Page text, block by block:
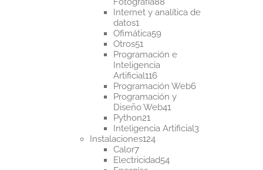
productos
Internet y analítica de
datos11
producto
Ofimática5959
Otros5151
productos
Programación e
Inteligencia
Artificial116116
productos
Programación Web66
Programación y
Diseño Web4141
Python2121
productos
Inteligencia Artificial33
Instalaciones124124
Calor77
productos
Electricidad5454